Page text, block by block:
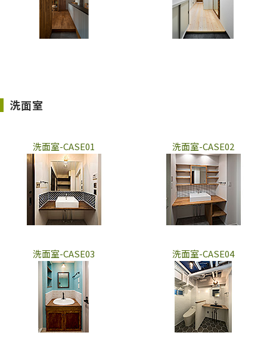
洗面室
洗面室-CASE01 洗面室-CASE02
洗面室-CASE03 洗面室-CASE04